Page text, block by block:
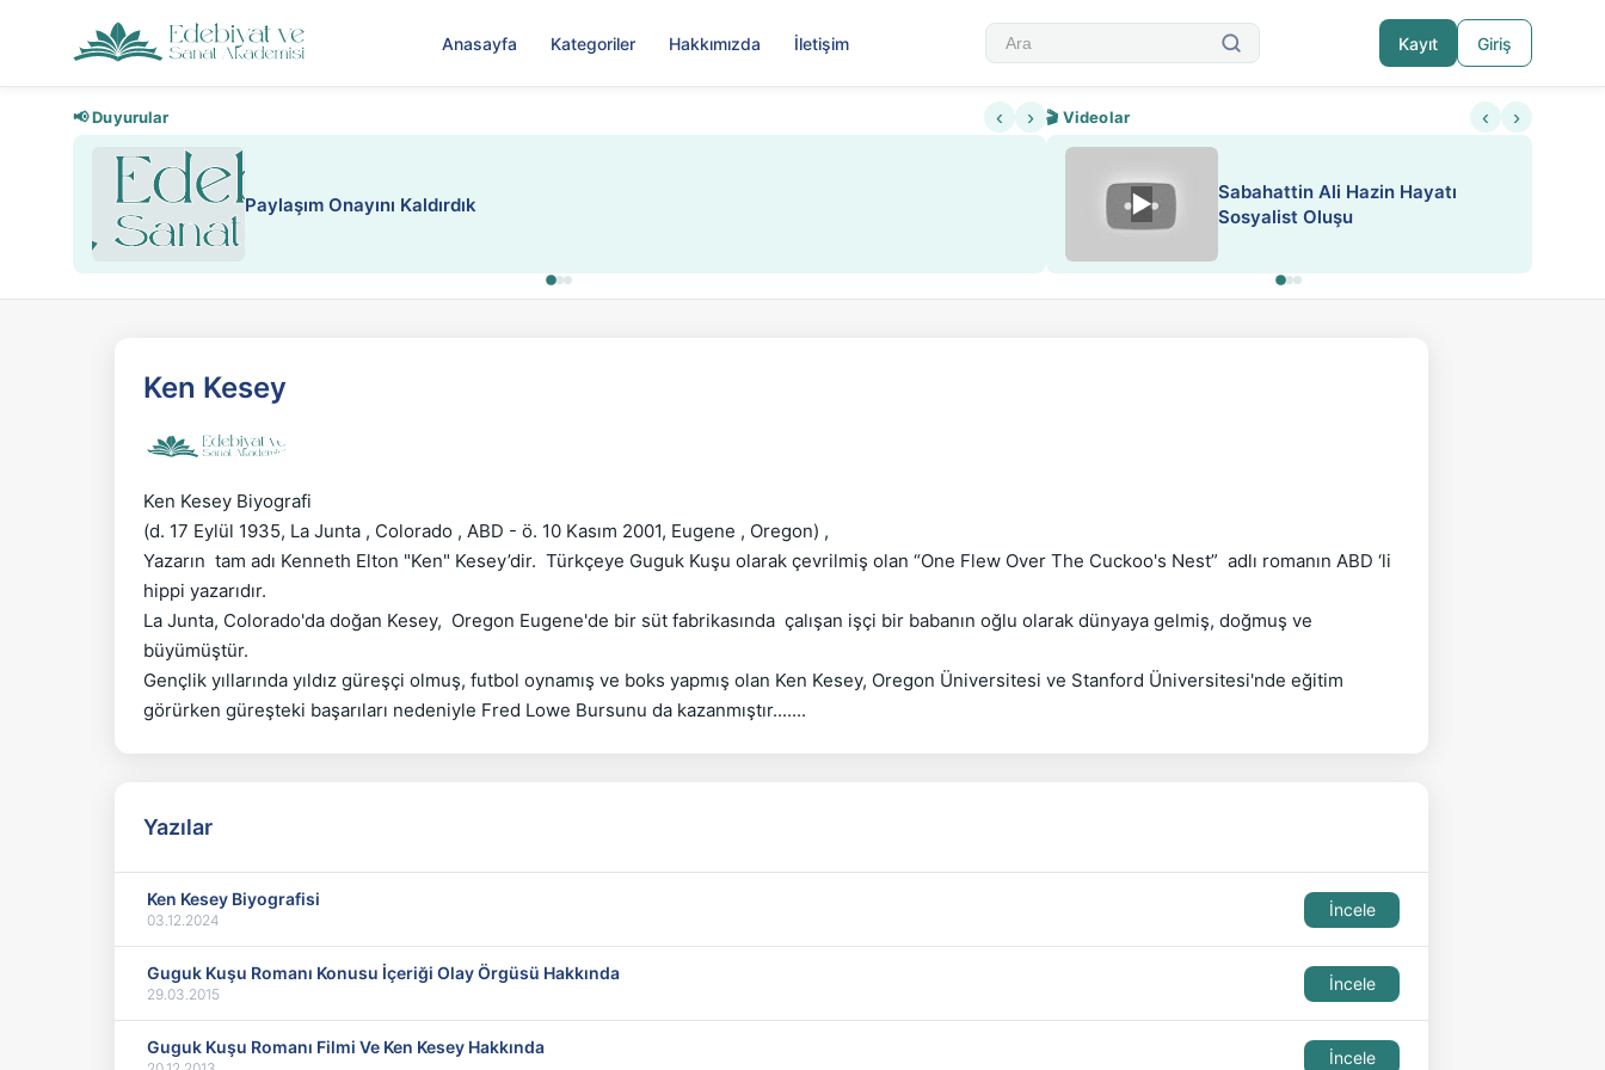
Anasayfa Kategoriler Hakkımızda İletişim Kayıt Giriş
📢 Duyurular ‹ ›
Paylaşım Onayını Kaldırdık Nadir içeriklere kısıtlama ve kredi sistemi
🎬 Videolar ‹ ›
▶
Sabahattin Ali Hazin Hayatı
Sosyalist Oluşu
Ken Kesey
Ken Kesey Biyografi
(d. 17 Eylül 1935, La Junta , Colorado , ABD - ö. 10 Kasım 2001, Eugene , Oregon) ,
Yazarın  tam adı Kenneth Elton "Ken" Kesey’dir.  Türkçeye Guguk Kuşu olarak çevrilmiş olan “One Flew Over The Cuckoo's Nest”  adlı romanın ABD ‘li
hippi yazarıdır.
La Junta, Colorado'da doğan Kesey,  Oregon Eugene'de bir süt fabrikasında  çalışan işçi bir babanın oğlu olarak dünyaya gelmiş, doğmuş ve
büyümüştür.
Gençlik yıllarında yıldız güreşçi olmuş, futbol oynamış ve boks yapmış olan Ken Kesey, Oregon Üniversitesi ve Stanford Üniversitesi'nde eğitim
Yazılar
Ken Kesey Biyografisi
03.12.2024
İncele
Guguk Kuşu Romanı Konusu İçeriği Olay Örgüsü Hakkında
29.03.2015
İncele
Guguk Kuşu Romanı Filmi Ve Ken Kesey Hakkında
İncele